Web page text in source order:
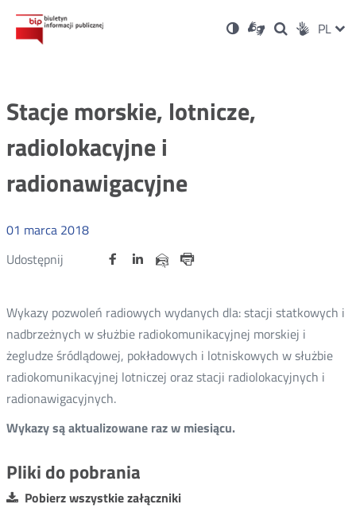
Ustawienia
Wersja
kontrastowa
Dla
niesłyszących
OtwórzOtwórz
w
Otwórz
w
Social PL
Stacje morskie, lotnicze,
radiolokacyjne i
radionawigacyjne
01 marca 2018
Udostępnij
Udostępnij
Otwórz Udostępnij
na
OtwórzUdostępnij
na
OtwórzUdostępnij
przez
Wykazy pozwoleń radiowych wydanych dla: stacji statkowych i
nadbrzeżnych w służbie radiokomunikacyjnej morskiej i
żegludze śródlądowej, pokładowych i lotniskowych w służbie
radiokomunikacyjnej lotniczej oraz stacji radiolokacyjnych i
radionawigacyjnych.
Wykazy są aktualizowane raz w miesiącu.
Pliki do pobrania
Pobierz wszystkie załączniki